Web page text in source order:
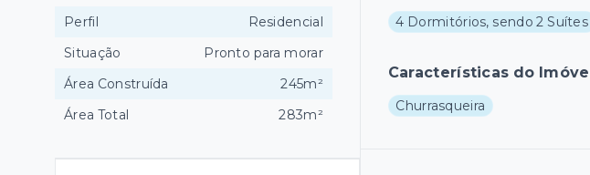
4 Dormitórios, sendo 2 Suítes
Características do
Churrasqueira
Perfil
Residencial
Situação
Pronto para morar
Área Construída
245m²
Área Total
283m²